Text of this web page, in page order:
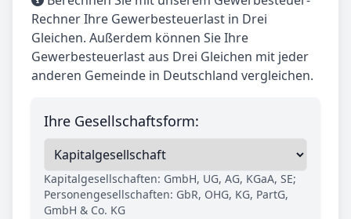
Rechner Ihre Gewerbesteuerlast in Drei
Gleichen. Außerdem können Sie Ihre
Gewerbesteuerlast aus Drei Gleichen mit jeder
anderen Gemeinde in Deutschland vergleichen.
Ihre Gesellschaftsform:
Kapitalgesellschaften: GmbH, UG, AG, KGaA, SE;
Personengesellschaften: GbR, OHG, KG, PartG,
GmbH & Co. KG